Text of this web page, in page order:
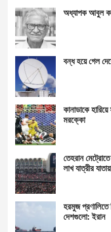
অধ্যাপক আবুল
বন্ধ হয়ে গেল
কানাডাকে
মরক্কো
তেহরান
লাখ যাত্রীর
হরমুজ প্রণালিতে
দেশগুলো: ইরান